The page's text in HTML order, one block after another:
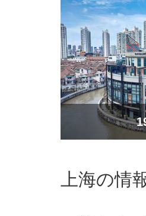
上海の情